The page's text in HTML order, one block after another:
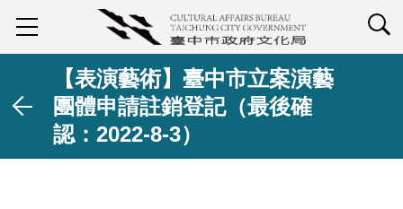
【表演藝術】臺中市立案演藝
團體申請註銷登記（最後確
認：2022-8-3）